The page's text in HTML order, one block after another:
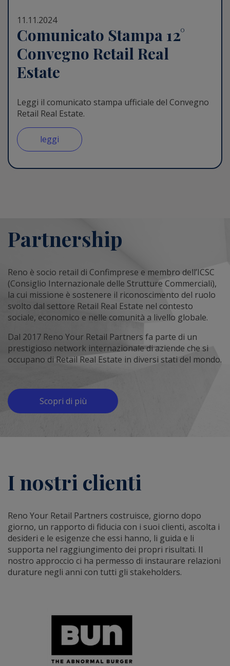
11.11.2024
Comunicato Stampa 12°
Convegno Retail Real
Estate
Leggi il comunicato stampa ufficiale del Convegno
Retail Real Estate.
leggi
Partnership
Reno è socio retail di Confimprese e membro dell’ICSC
(Consiglio Internazionale delle Strutture Commerciali),
la cui missione è sostenere il riconoscimento del ruolo
svolto dal settore Retail Real Estate nel contesto
sociale, economico e nelle comunità a livello globale.
Dal 2017 Reno Your Retail Partners fa parte di un
prestigioso network internazionale di aziende che si
occupano di Retail Real Estate in diversi stati del mondo.
Scopri di più
I nostri clienti
Reno Your Retail Partners costruisce, giorno dopo
giorno, un rapporto di fiducia con i suoi clienti, ascolta i
desideri e le esigenze che essi hanno, li guida e li
supporta nel raggiungimento dei propri risultati. Il
nostro approccio ci ha permesso di instaurare relazioni
durature negli anni con tutti gli stakeholders.